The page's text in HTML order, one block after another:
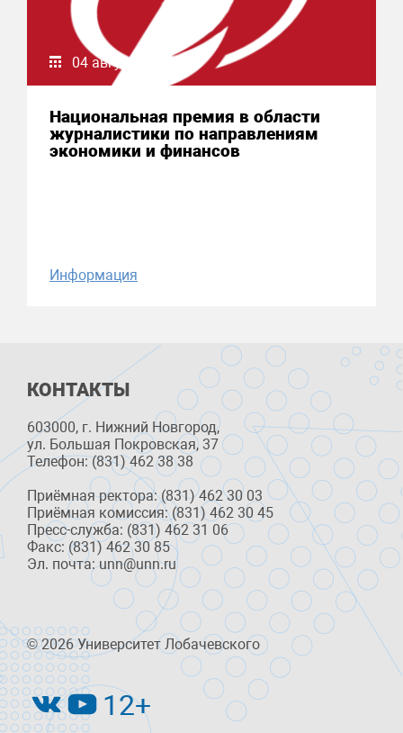
04 августа 2026
Национальная премия в области
журналистики по направлениям
экономики и финансов
Информация
КОНТАКТЫ
603000, г. Нижний Новгород,
ул. Большая Покровская, 37
Телефон: (831) 462 38 38
Приёмная ректора: (831) 462 30 03
Приёмная комиссия: (831) 462 30 45
Пресс-служба: (831) 462 31 06
Факс: (831) 462 30 85
Эл. почта: unn@unn.ru
© 2026 Университет Лобачевского
12+